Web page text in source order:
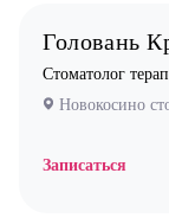
Психолог
Пульмонолог
Стоматолог
Головань
Стоматолог
Новокосино
Записаться